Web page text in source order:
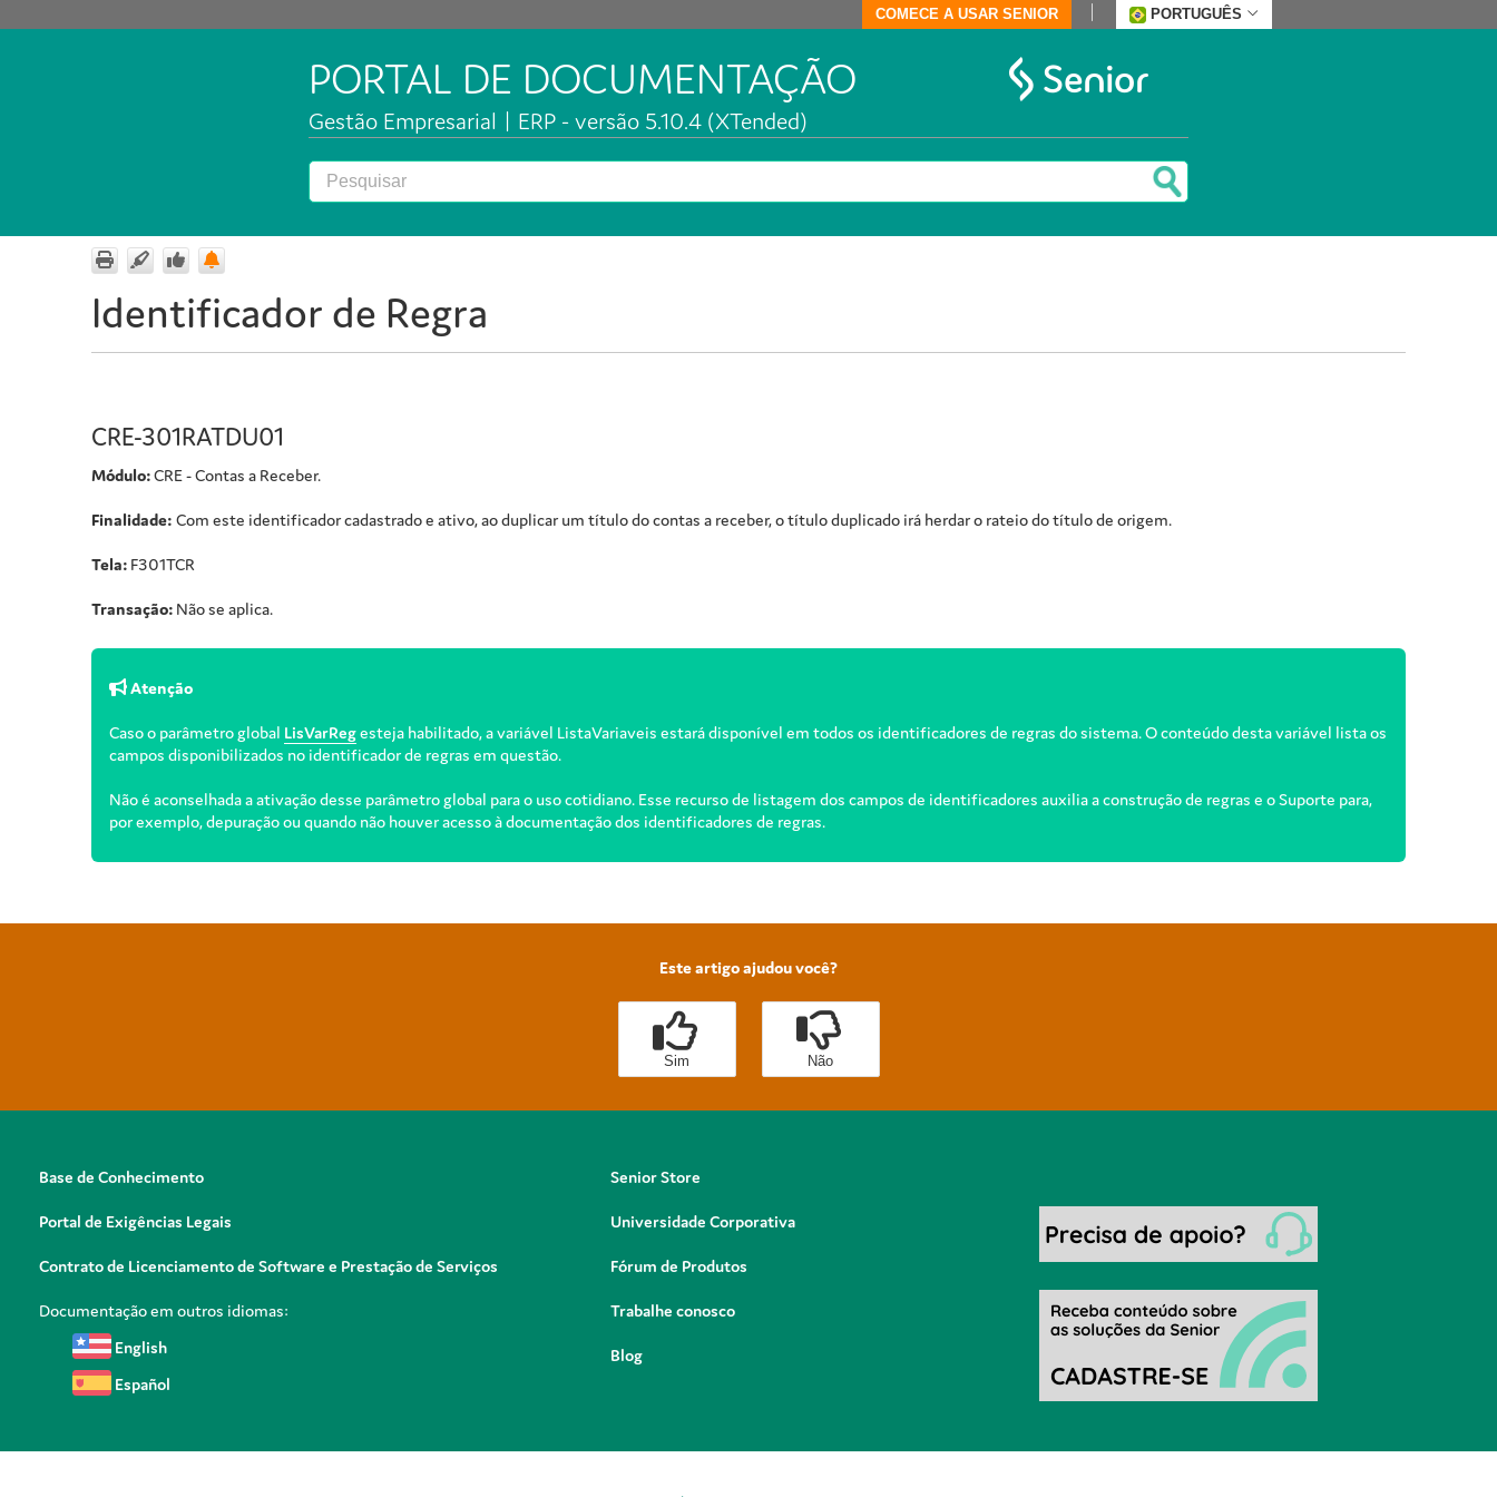
COMECE A USAR SENIOR PORTUGUÊS
PORTAL DE DOCUMENTAÇÃO
Gestão Empresarial | ERP - versão 5.10.4 (XTended)
Identificador de Regra
CRE-301RATDU01
Módulo:CRE - Contas a Receber.
Finalidade: Com este identificador cadastrado e ativo, ao duplicar um título do contas a receber, o título duplicado irá herdar o rateio do título de origem.
Tela: F301TCR
Transação: Não se aplica.
Atenção
Caso o parâmetro global LisVarRegesteja habilitado, a variável ListaVariaveis estará disponível em todos os identificadores de regras do sistema. O conteúdo desta variável lista os
campos disponibilizados no identificador de regras em questão.
Não é aconselhada a ativação desse parâmetro global para o uso cotidiano. Esse recurso de listagem dos campos de identificadores auxilia a construção de regras e o Suporte para,
por exemplo, depuração ou quando não houver acesso à documentação dos identificadores de regras.
Este artigo ajudou você?
Sim Não
Base de Conhecimento
Portal de Exigências Legais
Contrato de Licenciamento de Software e Prestação de Serviços
Documentação em outros idiomas:
English
Español
Senior Store
Universidade Corporativa
Fórum de Produtos
Trabalhe conosco
Blog